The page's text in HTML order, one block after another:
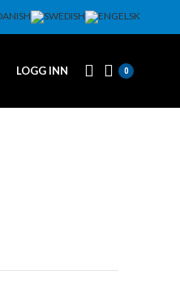
LOGG INN 0